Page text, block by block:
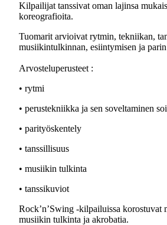
Kilpailijat tanssivat oman lajinsa
koreografioita.
Tuomarit arvioivat rytmin, tekniikan,
musiikintulkinnan, esiintymisen ja
Arvosteluperusteet :
• rytmi
• perustekniikka ja sen soveltaminen
• parityöskentely
• tanssillisuus
• musiikin tulkinta
• tanssikuviot
Rock’n’Swing -kilpailuissa korostuvat
musiikin tulkinta ja akrobatia.